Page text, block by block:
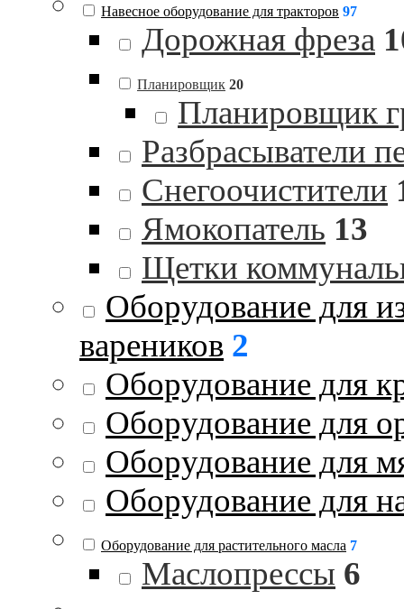
Навесное оборудование для тракторов 97
Дорожная фреза
Планировщик 20
Планировщик
Разбрасыватели
Снегоочистители
Ямокопатель 13
Щетки
Оборудование для
вареников 2
Оборудование для
Оборудование для
Оборудование для
Оборудование для
Оборудование для растительного масла 7
Маслопрессы 6